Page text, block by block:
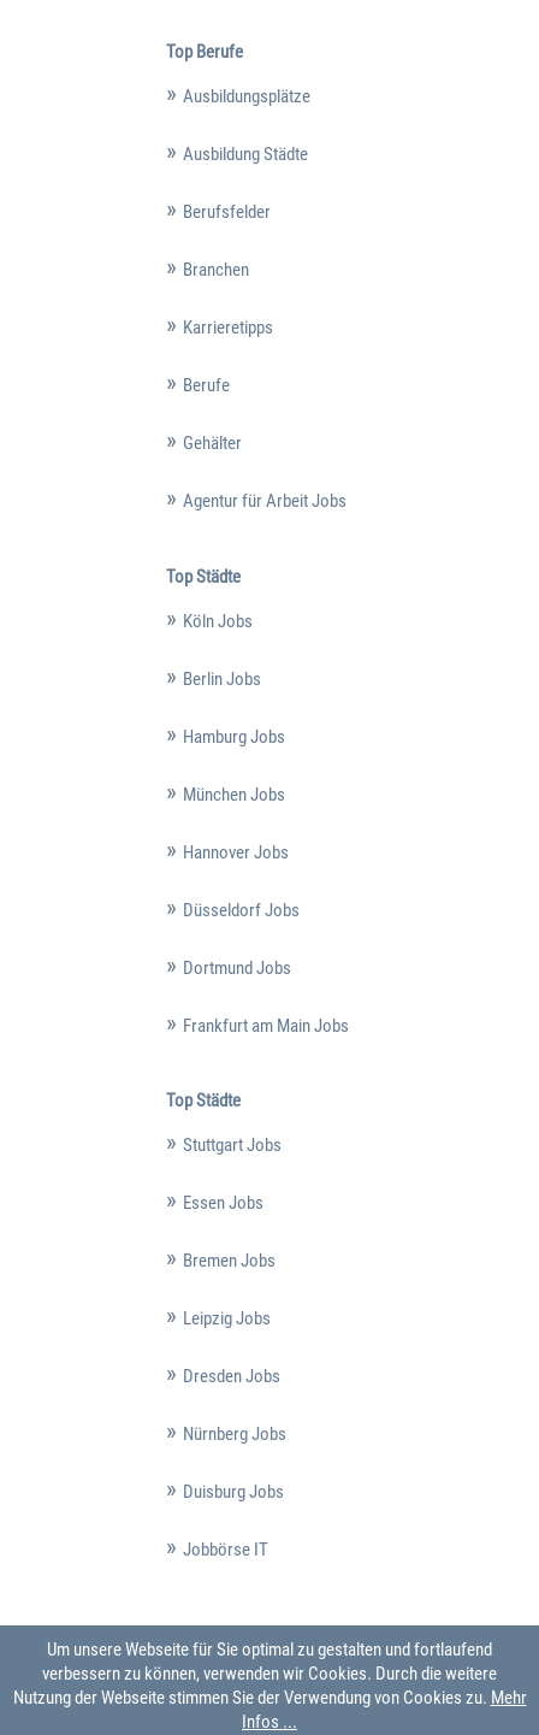
Top Berufe
Ausbildungsplätze
Ausbildung Städte
Berufsfelder
Branchen
Karrieretipps
Berufe
Gehälter
Agentur für Arbeit Jobs
Top Städte
Köln Jobs
Berlin Jobs
Hamburg Jobs
München Jobs
Hannover Jobs
Düsseldorf Jobs
Dortmund Jobs
Frankfurt am Main Jobs
Top Städte
Stuttgart Jobs
Essen Jobs
Bremen Jobs
Leipzig Jobs
Dresden Jobs
Nürnberg Jobs
Duisburg Jobs
Jobbörse IT
Um unsere Webseite für Sie optimal zu gestalten und fortlaufend
verbessern zu können, verwenden wir Cookies. Durch die weitere
Nutzung der Webseite stimmen Sie der Verwendung von Cookies zu. Mehr
Infos ...